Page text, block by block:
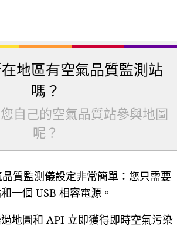
地區有空氣品質監測站
嗎？
自己的空氣品質站參與地圖
呢？
質監測儀設定非常簡單：您只需要
一個 USB 相容電源。
地圖和 API 立即獲得即時空氣污染